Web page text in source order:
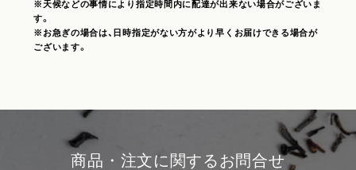
※天候などの事情により指定時間内に配達が出来ない場合がございま
す。
※お急ぎの場合は、日時指定がない方がより早くお届けできる場合が
ございます。
商品・注文に関するお問合せ